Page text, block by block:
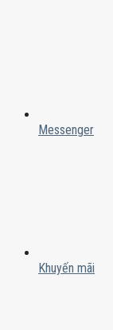
Messenger
Khuyến mãi